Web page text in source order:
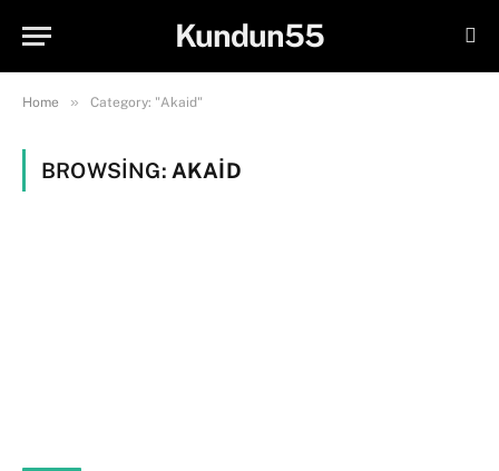
Kundun55
Home » Category: "Akaid"
BROWSING: AKAID